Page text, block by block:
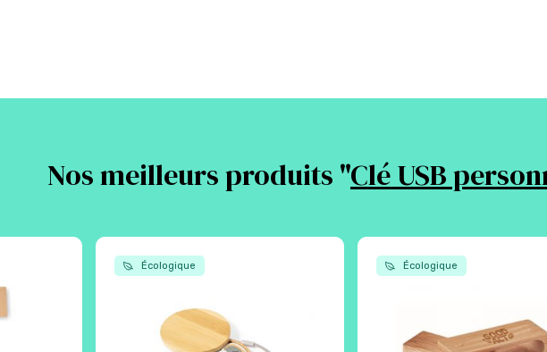
Nos meilleurs produits "Clé USB
Écologique Écologique